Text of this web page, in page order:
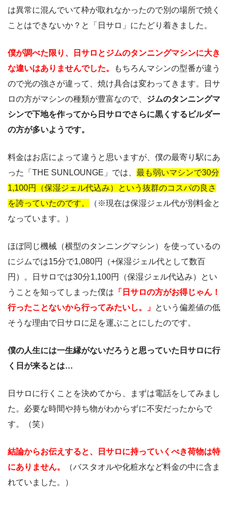
は異常に混んでいて枠が取れなかったので別の場所で焼く
ことはできないか？と「日サロ」にたどり着きました。
僕が調べた限り、日サロとジムのタンニングマシンに大き
な違いはありませんでした。
もちろんマシンの型番が違う
ので光の強さが違って、焼け具合は変わってきます。日サ
ロの方がマシンの種類が豊富なので、 ジムのタンニングマ
シンで下地を作ってから日サロでさらに黒くするビルダー
の方が多いようです。
料金はお店によって違うと思いますが、僕の最寄り駅にあ
った「THE SUNLOUNGE」では、 最も弱いマシンで30分
1,100円（保湿ジェル代込み）という抜群のコスパの良さ
を誇っていたのです。
（※現在は保湿ジェル代が別料金と
なっています。）
ほぼ同じ機械（横型のタンニングマシン）を使っているの
にジムでは15分で1,080円（+保湿ジェル代として数百
円）。日サロでは30分1,100円（保湿ジェル代込み）とい
うことを知ってしまった僕は 「日サロの方がお得じゃん！
行ったことないから行ってみたいし。」 という偏差値の低
そうな理由で日サロに足を運ぶことにしたのです。
僕の人生には一生縁がないだろうと思っていた日サロに行
く日が来るとは…
日サロに行くことを決めてから、まずは電話をしてみまし
た。必要な時間や持ち物がわからずに不安だったからで
す。（笑）
結論からお伝えすると、日サロに持っていくべき荷物は特
にありません。
（バスタオルや化粧水など料金の中に含ま
れていました。）